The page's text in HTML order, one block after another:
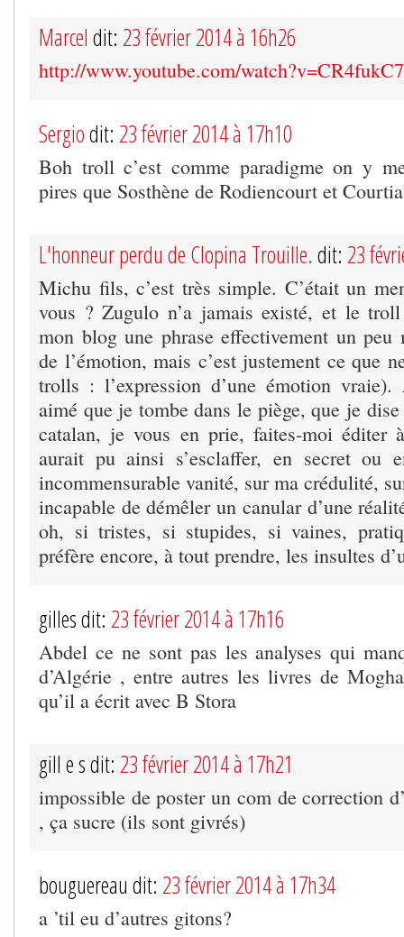
Marcel dit: 23 février 2014 à 16h26
http://www.youtube.com/
Sergiodit: 23 février 2014 à 17h10
Boh troll c’est comme paradigme on y
pires que Sosthène de Rodiencourt et
L'honneur perdu de Clopina Trouille. dit: 23
Michu fils, c’est très simple. C’était un
vous ? Zugulo n’a jamais existé, et le
mon blog une phrase effectivement un peu
de l’émotion, mais c’est justement ce que
trolls : l’expression d’une émotion
aimé que je tombe dans le piège, que je
catalan, je vous en prie, faites-moi
aurait pu ainsi s’esclaffer, en secret ou
incommensurable vanité, sur ma crédulité,
incapable de démêler un canular d’une
oh, si tristes, si stupides, si vaines,
préfère encore, à tout prendre, les insultes
gilles dit: 23 février 2014 à 17h16
Abdel ce ne sont pas les analyses qui
d’Algérie , entre autres les livres de
qu’il a écrit avec B Stora
gill e s dit: 23 février 2014 à 17h21
impossible de poster un com de correction
, ça sucre (ils sont givrés)
bouguereau dit: 23 février 2014 à 17h34
a ’til eu d’autres gitons?